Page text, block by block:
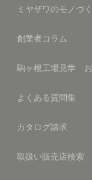
ミヤザワのモノづ
創業者コラム
駒ヶ根工場見学
よくある質問集
カタログ請求
取扱い販売店検索